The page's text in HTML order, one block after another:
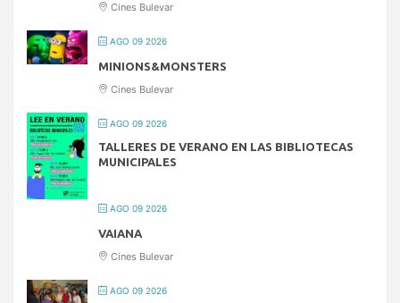
Cines Bulevar
AGO 09 2026
MINIONS&MONSTERS
Cines Bulevar
AGO 09 2026
TALLERES DE VERANO EN LAS BIBLIOTECAS
MUNICIPALES
AGO 09 2026
VAIANA
Cines Bulevar
AGO 09 2026